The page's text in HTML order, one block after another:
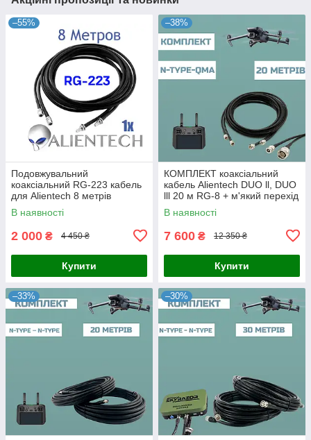
–55%
Подовжувальний
коаксіальний RG-223 кабель
для Alientech 8 метрів
PROQMA8000QMA/RG223
В наявності
2 000 ₴ 4 450 ₴
Купити
–38%
КОМПЛЕКТ коаксіальний
кабель Alientech DUO ll, DUO
lll 20 м RG-8 + м'який перехід
на 50 см ( QMA male — Ntype
female)
В наявності
7 600 ₴ 12 350 ₴
Купити
–33% –30%